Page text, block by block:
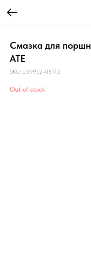
Смазка для
ATE
SKU: 03.9902-0511.2
Out of stock